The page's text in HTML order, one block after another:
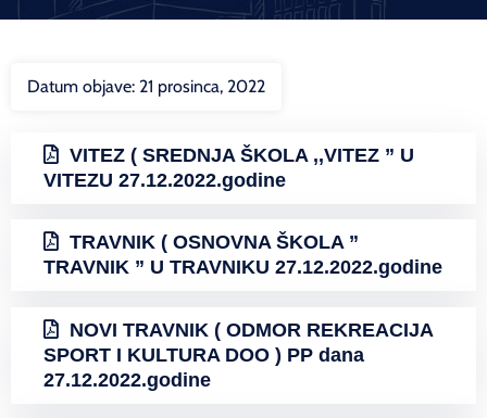
Datum objave: 21 prosinca, 2022
VITEZ ( SREDNJA ŠKOLA ,,VITEZ ” U
VITEZU 27.12.2022.godine
TRAVNIK ( OSNOVNA ŠKOLA ”
TRAVNIK ” U TRAVNIKU 27.12.2022.godine
NOVI TRAVNIK ( ODMOR REKREACIJA
SPORT I KULTURA DOO ) PP dana
27.12.2022.godine